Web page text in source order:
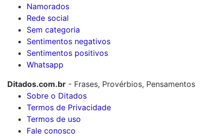
Namorados
Rede social
Sem categoria
Sentimentos negativos
Sentimentos positivos
Whatsapp
Ditados.com.br - Frases, Provérbios, Pensamentos
Sobre o Ditados
Termos de Privacidade
Termos de uso
Fale conosco